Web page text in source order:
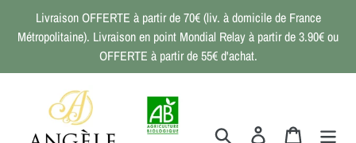
contenu
Livraison OFFERTE à partir de 70€ (liv. à domicile de France
Métropolitaine). Livraison en point Mondial Relay à partir de 3.90€ ou
OFFERTE à partir de 55€ d'achat.
RechercherSe connecter
Panier